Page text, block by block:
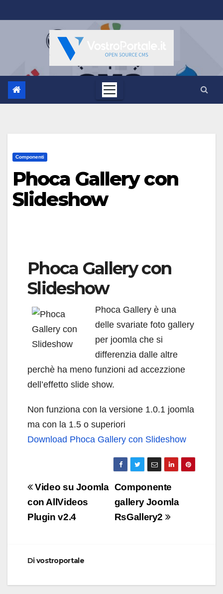
al
Componenti
Phoca Gallery con
Slideshow
Phoca Gallery con
Slideshow
Phoca Gallery è una
delle svariate foto gallery
per joomla che si
differenzia dalle altre
perchè ha meno funzioni ad accezzione
dell’effetto slide show.
Non funziona con la versione 1.0.1 joomla
ma con la 1.5 o superiori
Download Phoca Gallery con Slideshow
Navigazione
articoli
Componente
gallery Joomla
RsGallery2
Video su Joomla
con AllVideos
Plugin v2.4
Divostroportale